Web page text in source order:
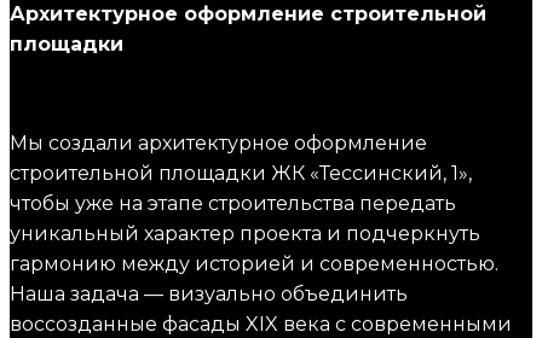
Архитектурное оформление строительной
площадки
Мы создали архитектурное оформление
строительной площадки ЖК «Тессинский, 1»,
чтобы уже на этапе строительства передать
уникальный характер проекта и подчеркнуть
гармонию между историей и современностью.
Наша задача — визуально объединить
воссозданные фасады XIX века с современными